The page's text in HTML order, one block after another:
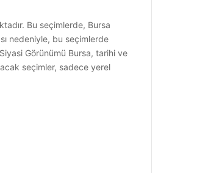
Bu seçimlerde, Bursa
nedeniyle, bu seçimlerde
Görünümü Bursa, tarihi ve
seçimler, sadece yerel